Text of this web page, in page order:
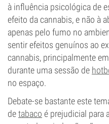
à influência psicológica de
efeito da cannabis, e não à
apenas pelo fumo no
sentir efeitos genuínos ao
cannabis, principalmente
durante uma sessão de
no espaço.
Debate-se bastante este
detabaco é prejudicial para